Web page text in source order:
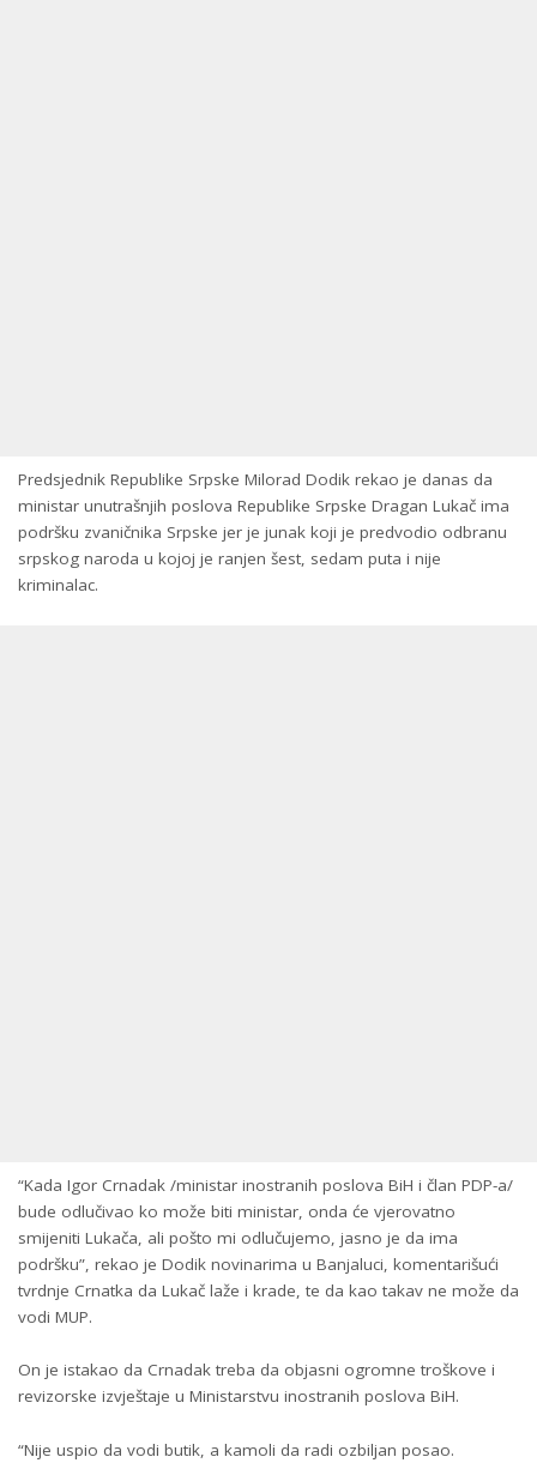
Predsjednik Republike Srpske Milorad Dodik rekao je danas da
ministar unutrašnjih poslova Republike Srpske Dragan Lukač ima
podršku zvaničnika Srpske jer je junak koji je predvodio odbranu
srpskog naroda u kojoj je ranjen šest, sedam puta i nije
kriminalac.
“Kada Igor Crnadak /ministar inostranih poslova BiH i član PDP-a/
bude odlučivao ko može biti ministar, onda će vjerovatno
smijeniti Lukača, ali pošto mi odlučujemo, jasno je da ima
podršku”, rekao je Dodik novinarima u Banjaluci, komentarišući
tvrdnje Crnatka da Lukač laže i krade, te da kao takav ne može da
vodi MUP.
On je istakao da Crnadak treba da objasni ogromne troškove i
revizorske izvještaje u Ministarstvu inostranih poslova BiH.
“Nije uspio da vodi butik, a kamoli da radi ozbiljan posao.